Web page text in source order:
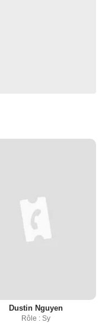
Dustin Nguyen
Rôle : Sy